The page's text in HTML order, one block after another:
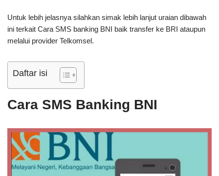
Untuk lebih jelasnya silahkan simak lebih lanjut uraian dibawah
ini terkait Cara SMS banking BNI baik transfer ke BRI ataupun
melalui provider Telkomsel.
Daftar isi
Cara SMS Banking BNI